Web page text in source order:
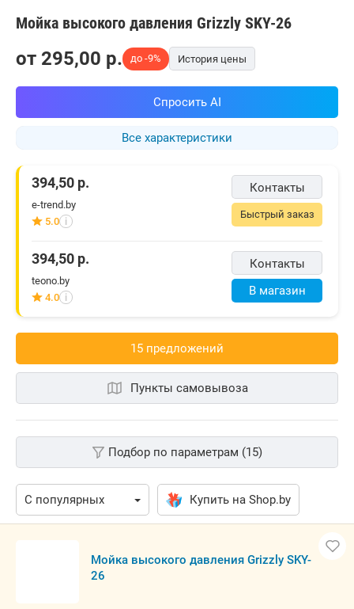
Мойка высокого давления Grizzly SKY-26
Все характеристики
от 295,00 p. до -9% История цены
Спросить AI
Контакты
Быстрый заказ
394,50 р.
e-trend.by
5.0 i
Контакты
В магазин
394,50 р.
teono.by
4.0 i
15 предложений
Пункты самовывоза
Подбор по параметрам (15)
Купить на Shop.by
Мойка высокого давления Grizzly SKY-
26